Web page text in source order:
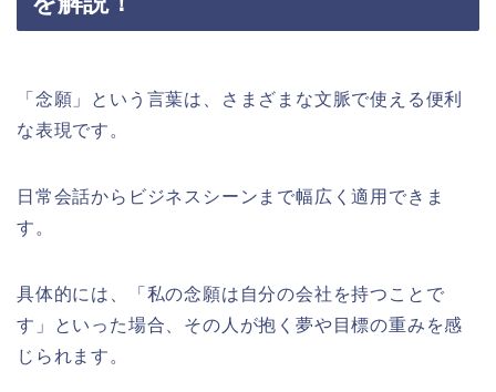
「念願」という言葉は、さまざまな文脈で使える便利
な表現です。
日常会話からビジネスシーンまで幅広く適用できま
す。
具体的には、「私の念願は自分の会社を持つことで
す」といった場合、その人が抱く夢や目標の重みを感
じられます。